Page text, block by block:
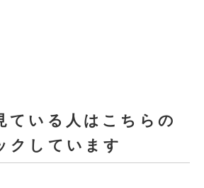
ている人はこちらの
クしています